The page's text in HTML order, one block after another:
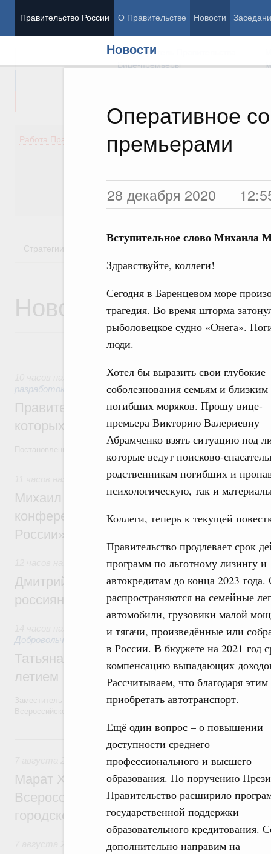
Правительство России О Правительстве Новости
Новости
Оперативное
премьерами
28 декабря 2020
Вступительное слово Михаила
Здравствуйте, коллеги!
Сегодня в Баренцевом море
трагедия. Во время шторма
рыболовецкое судно «Онега».
люди.
Хотел бы выразить свои глубокие
соболезнования семьям и близким
погибших моряков. Прошу вице-
премьера Викторию Валериевну
Абрамченко взять ситуацию под
которые ведут поисково-
родственникам погибших и
психологическую, так и
Коллеги, теперь к текущей
Правительство продлевает срок
программ по льготному лизингу и
автокредитам до конца 2023
распространяются на семейные
автомобили, грузовики малой
и тягачи, произведённые или
в России. В бюджете на 2021 год
компенсацию выпадающих
Рассчитываем, что благодаря
приобретать автотранспорт.
Ещё один вопрос – о повышении
доступности среднего
профессионального и высшего
образования. По поручению
Правительство расширило
государственной поддержки
образовательного кредитования.
дополнительно направим на
Председатель Правительства
Вице-премьеры
Работа Правительства
Демография
Здоровье
Общество
Государство
Стратегии
Новости
Государственная политика в сфере
разработок
Правительство расширило перечень
которых освобождаются от НДФЛ
Отрасль информационных технологий
Михаил Мишустин дал поручения по
конференции «Цифровая индустрия
России»
Спорт высших достижений и массовый
Дмитрий Чернышенко и Михаил
россиян с Днём физкультурника
Социальные инновации. Некоммерческие
Добровольчество и волонтёрство. Благотворительность
Татьяна Голикова поздравила
летием
Заместитель Председателя Правительства Татьяна Голикова
Вчера
Экономика городов. Городская среда
Марат Хуснуллин провёл заседание
Всероссийского конкурса лучших
городской среды
Отрасль информационных технологий